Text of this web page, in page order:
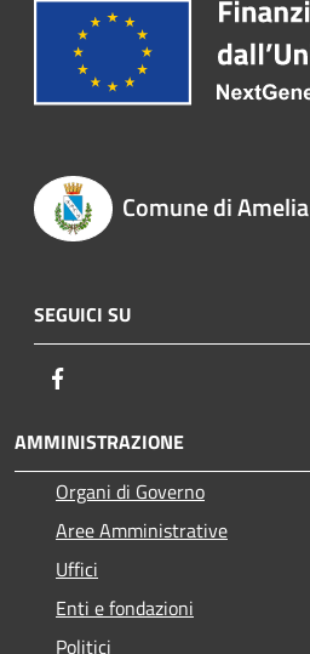
Comune di Amelia
SEGUICI SU
AMMINISTRAZIONE
Organi di Governo
Aree Amministrative
Uffici
Enti e fondazioni
Politici